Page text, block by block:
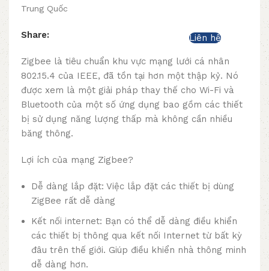
Trung Quốc
Share: Liên hệ
Zigbee là tiêu chuẩn khu vực mạng lưới cá nhân
802.15.4 của IEEE, đã tồn tại hơn một thập kỷ. Nó
được xem là một giải pháp thay thế cho Wi-Fi và
Bluetooth của một số ứng dụng bao gồm các thiết
bị sử dụng năng lượng thấp mà không cần nhiều
băng thông.
Lợi ích của mạng Zigbee?
Dễ dàng lắp đặt: Việc lắp đặt các thiết bị dùng
ZigBee rất dễ dàng
Kết nối internet: Bạn có thể dễ dàng điều khiển
các thiết bị thông qua kết nối Internet từ bất kỳ
đâu trên thế giới. Giúp điều khiển nhà thông minh
dễ dàng hơn.